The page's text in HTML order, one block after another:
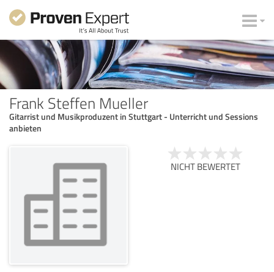
Frank Steffen Mueller
Gitarrist und Musikproduzent in Stuttgart - Unterricht und Sessions
anbieten
NICHT BEWERTET